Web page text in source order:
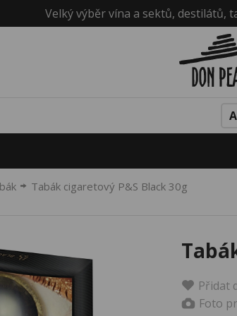
Velký výběr vína a sektů, destilátů,
Tabák cigaretový P&S Black 30g
Přidat
Foto